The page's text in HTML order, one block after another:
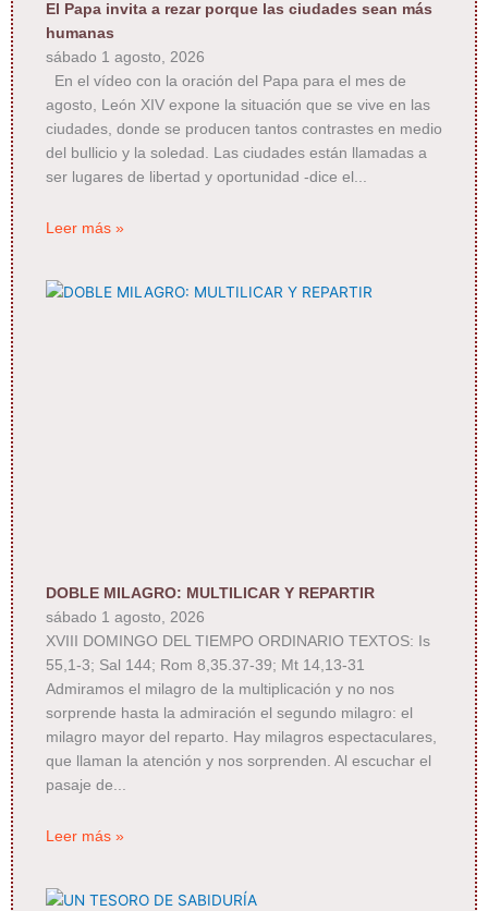
El Papa invita a rezar porque las ciudades sean más
humanas
sábado 1 agosto, 2026
En el vídeo con la oración del Papa para el mes de
agosto, León XIV expone la situación que se vive en las
ciudades, donde se producen tantos contrastes en medio
del bullicio y la soledad. Las ciudades están llamadas a
ser lugares de libertad y oportunidad -dice el
Leer más »
DOBLE MILAGRO: MULTILICAR Y REPARTIR
sábado 1 agosto, 2026
XVIII DOMINGO DEL TIEMPO ORDINARIO TEXTOS: Is
55,1-3; Sal 144; Rom 8,35.37-39; Mt 14,13-31
Admiramos el milagro de la multiplicación y no nos
sorprende hasta la admiración el segundo milagro: el
milagro mayor del reparto. Hay milagros espectaculares,
que llaman la atención y nos sorprenden. Al escuchar el
pasaje de
Leer más »